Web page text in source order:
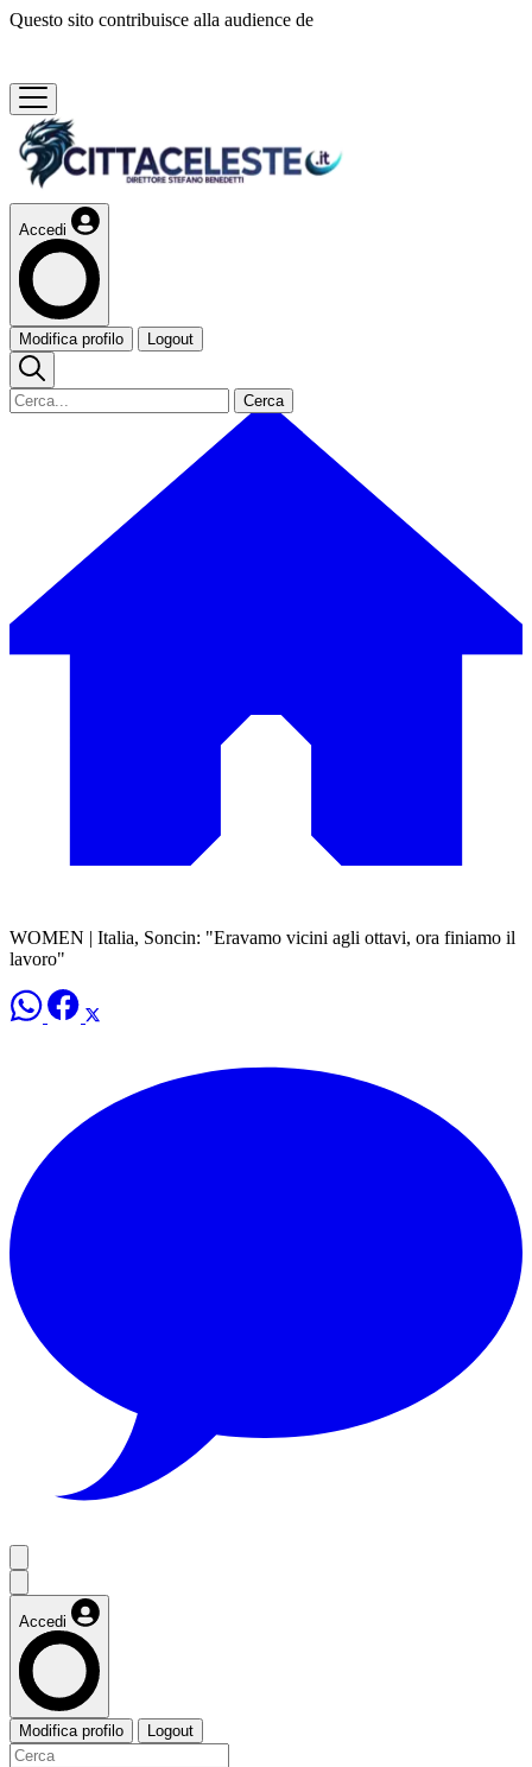
Questo sito contribuisce alla audience de
Accedi
Modifica profilo Logout
Cerca
WOMEN | Italia, Soncin: "Eravamo vicini agli ottavi, ora finiamo il
lavoro"
Accedi
Modifica profilo Logout